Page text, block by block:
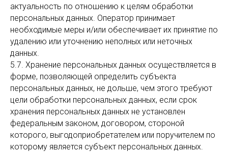
актуальность по отношению к целям обработки
персональных данных. Оператор принимает
необходимые меры и/или обеспечивает их принятие по
удалению или уточнению неполных или неточных
данных.
5.7. Хранение персональных данных осуществляется в
форме, позволяющей определить субъекта
персональных данных, не дольше, чем этого требуют
цели обработки персональных данных, если срок
хранения персональных данных не установлен
федеральным законом, договором, стороной
которого, выгодоприобретателем или поручителем по
которому является субъект персональных данных.